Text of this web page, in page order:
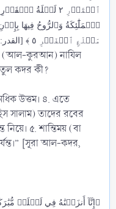
مَطۡلَعِ ٱلۡفَجۡرِ ٥ ﴾ [القدر: ١، ٥]
(আল-কুরআন) নাযিল
কদর কী?
উত্তম। ৪. এতে
সালাম) তাদের রবের
৫. শান্তিময় (বা
[সূরা আল-কদর,
﴿إِنَّآ أَنزَلۡنَٰهُ فِي لَيۡلَةٖ مُّبَٰرَكَةٍۚ إِنَّا